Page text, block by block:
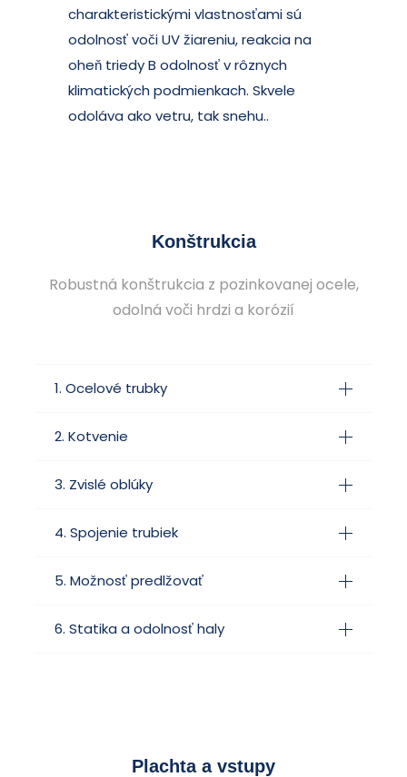
charakteristickými vlastnosťami sú
odolnosť voči UV žiareniu, reakcia na
oheň triedy B odolnosť v rôznych
klimatických podmienkach. Skvele
odoláva ako vetru, tak snehu..
Konštrukcia
Robustná konštrukcia z pozinkovanej ocele,
odolná voči hrdzi a korózií
1. Ocelové trubky
2. Kotvenie
3. Zvislé oblúky
4. Spojenie trubiek
5. Možnosť predlžovať
6. Statika a odolnosť haly
Plachta a vstupy